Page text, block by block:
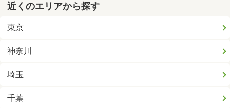
近くのエリアから探す
東京
神奈川
埼玉
千葉